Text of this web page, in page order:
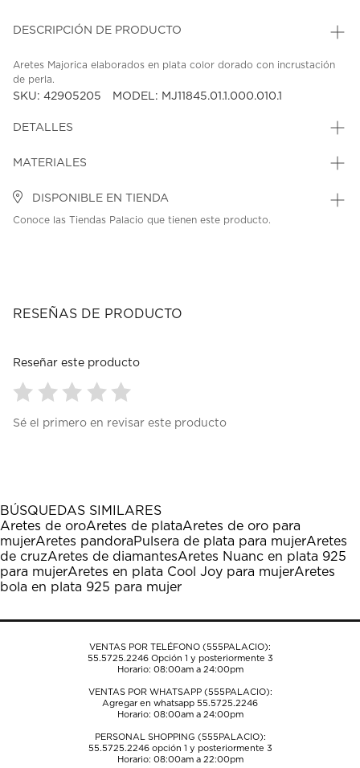
DESCRIPCIÓN DE PRODUCTO
Aretes Majorica elaborados en plata color dorado con incrustación
de perla.
SKU: 42905205 MODEL: MJ11845.01.1.000.010.1
DETALLES
MATERIALES
DISPONIBLE EN TIENDA
Conoce las Tiendas Palacio que tienen este producto.
RESEÑAS DE PRODUCTO
Reseñar este producto
para
1
estrella
Esta
acción
abrirá
el
formulario
envío.
para
estrellas.
Esta
acción
abrirá
el
formulario
envío.
para
estrellas.
Esta
acción
abrirá
el
formulario
envío.
para
estrellas.
Esta
acción
abrirá
el
formulario
envío.
para
estrellas.
Esta
acción
abrirá
el
formulario
envío.
Sé el primero en revisar este producto
BÚSQUEDAS SIMILARES
Aretes de oroAretes de plataAretes de oro para
mujerAretes pandoraPulsera de plata para mujerAretes
de cruzAretes de diamantesAretes Nuanc en plata 925
para mujerAretes en plata Cool Joy para mujerAretes
bola en plata 925 para mujer
VENTAS POR TELÉFONO (555PALACIO):
55.5725.2246Opción 1 y posteriormente 3
Horario: 08:00am a 24:00pm
VENTAS POR WHATSAPP (555PALACIO):
Agregar en whatsapp 55.5725.2246
Horario: 08:00am a 24:00pm
PERSONAL SHOPPING (555PALACIO):
55.5725.2246opción 1 y posteriormente 3
Horario: 08:00am a 22:00pm